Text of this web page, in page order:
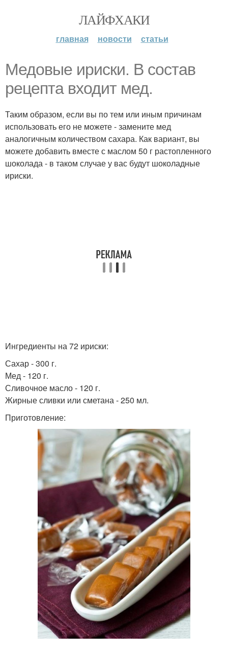
ЛАЙФХАКИ
главная новости статьи
Медовые ириски. В состав
рецепта входит мед.
Таким образом, если вы по тем или иным причинам
использовать его не можете - замените мед
аналогичным количеством сахара. Как вариант, вы
можете добавить вместе с маслом 50 г растопленного
шоколада - в таком случае у вас будут шоколадные
ириски.
Ингредиенты на 72 ириски:
Сахар - 300 г.
Мед - 120 г.
Сливочное масло - 120 г.
Жирные сливки или сметана - 250 мл.
Приготовление: